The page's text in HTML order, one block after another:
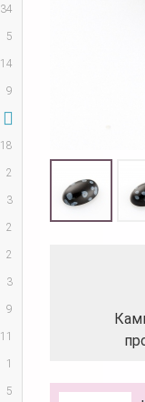
34
5
14
9
18
2
3
2
2
3
9
11
1
5